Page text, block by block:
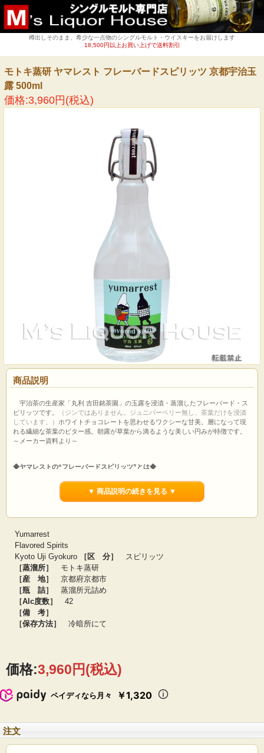
樽出しそのまま、希少な一点物のシングルモルト・ウイスキーをお届けします
18,500円以上お買い上げで送料割引
モトキ蒸研 ヤマレスト フレーバードスピリッツ 京都宇治玉
露 500ml
価格:3,960円(税込)
商品説明
宇治茶の生産家「丸利 吉田銘茶園」の玉露を浸漬・蒸溜したフレーバード・ス
ピリッツです。
（ジンではありません。ジュニパーベリー無し、茶葉だけを浸漬
しています。） ホワイトチョコレートを思わせるワクシーな甘美。層になって現
れる繊細な茶葉のビター感。朝露が草葉から滴るような美しい円みが特徴です。
～メーカー資料より～
◆ヤマレストの“フレーバードスピリッツ”とは◆
リッツです。ベーススピリッツにはボタニカルに馴染みやすく円みのあるライス
スピリッツを使用。無色透明なので、そのまま単体でハイボールやオンザロック
に仕立てて飲むほか、カクテルやデザート等に風味を加える目的にも使えます 。
◆メーカーおすすめの楽しみ方◆
・マティーニに少し加えて「マTeaニ」
・etc.
銀座でのバーデンダー勤務を原点としてアラン蒸溜所から蒸溜技師としてのキ
ャリアをスタート、京都蒸溜所の立ち上げと「季の美」開発を率いた元木ヨイチ
氏が2024年から運営するMotoki蒸研。1980年代に製作された1バッチ80Lの小さな
直火式アランビック蒸溜器にワームタブを組み合わせて週4回の蒸留を行う家族経
営の小規模生産者でありながら、その志向は「手作り感」を前面に押し出す流行
ンのラベルには敢えて「インダストリアル・ジン」と掲げています。
▼ 商品説明の続きを見る ▼
Yumarrest
Flavored Spirits
Kyoto Uji Gyokuro
［区 分］ スピリッツ
［蒸溜所］ モトキ蒸研
［産 地］ 京都府京都市
［瓶 詰］ 蒸溜所元詰め
［Alc度数］ 42
［備 考］
［保存方法］ 冷暗所にて
価格:3,960円(税込)
ペイディなら月々 ￥1,320
注文